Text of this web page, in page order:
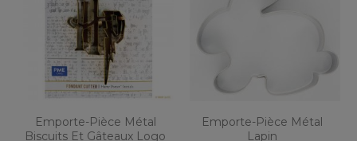
Emporte-Pièce Métal
Biscuits Et Gâteaux Logo
Emporte-Pièce Métal
Lapin